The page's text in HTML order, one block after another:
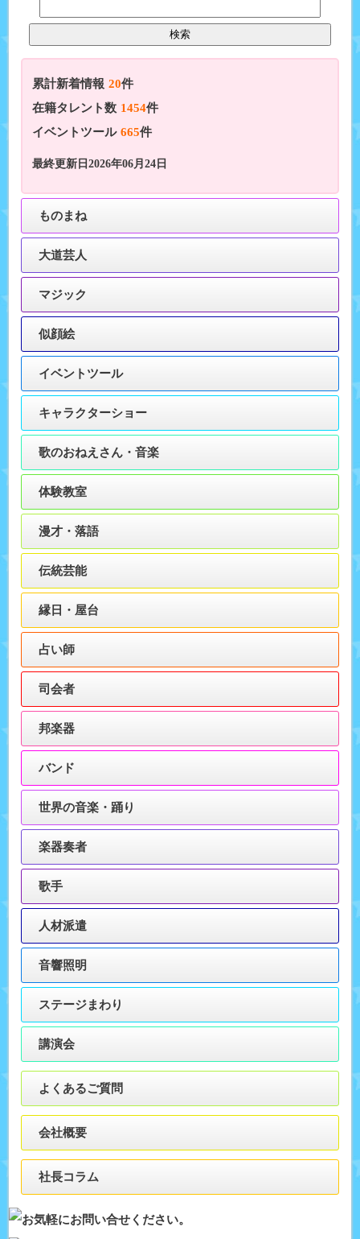
累計新着情報 20件
在籍タレント数 1454件
イベントツール 665件
最終更新日2026年06月24日
ものまね
大道芸人
マジック
似顔絵
イベントツール
キャラクターショー
歌のおねえさん・音楽
体験教室
漫才・落語
伝統芸能
縁日・屋台
占い師
司会者
邦楽器
バンド
世界の音楽・踊り
楽器奏者
歌手
人材派遣
音響照明
ステージまわり
講演会
よくあるご質問
会社概要
社長コラム